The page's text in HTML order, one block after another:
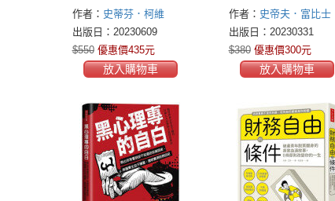
導」與「賦權於
人」，精準判斷輕重
緩急，不慌亂，找回
自信與寧靜的力量。
作者： 史蒂芬．柯維
(Stephen R. Covey)
傑．麥立爾(A. Roger
Merrill)瑞貝卡．麥立爾
(Rebecca R. Merrill)
出版日：20230609
$550 優惠價435元
放入購物車
何看對風向，穩穩布
局獲利
作者： 史帝夫．富比士
(Steve Forbes)奈森．路
易斯(Nathan Lewis)
莎白．艾姆斯(Elizabeth
Ames)
出版日：20230331
$380 優惠價300元
放入購物車